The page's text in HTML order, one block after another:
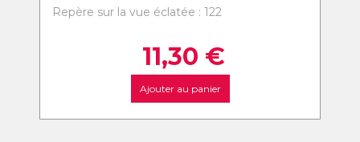
Repère sur la vue éclatée : 122
11,30 €
Ajouter au panier